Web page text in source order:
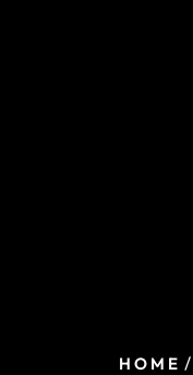
HOME /